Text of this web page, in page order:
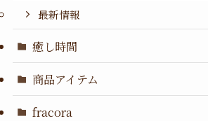
最新情報
癒し時間
商品アイテム
fracora